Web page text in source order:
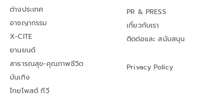
ต่างประเทศ
อาชญากรรม
X-CITE
ยานยนต์
สาธารณสุข-คุณภาพชีวิต
บันเทิง
ไทยโพสต์ ทีวี
PR & PRESS
เกี่ยวกับเรา
ติดต่อและ สนับสนุน
Privacy Policy